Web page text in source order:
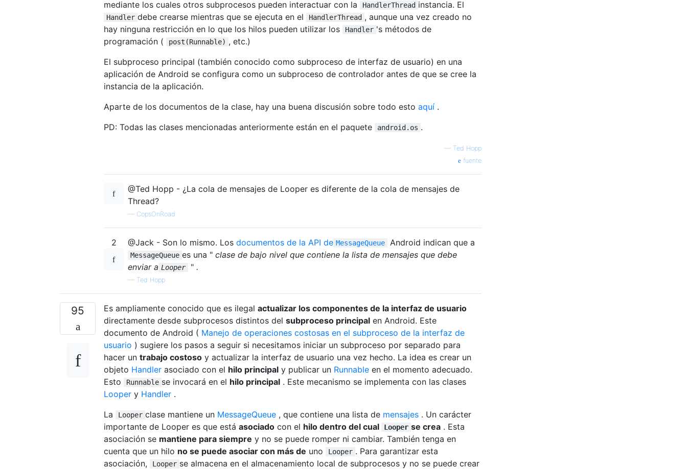
mediante los cuales otros subprocesos pueden interactuar con la
HandlerThread instancia. El
Handler debe crearse mientras que se ejecuta en el HandlerThread , aunque una vez creado no
hay ninguna restricción en lo que los hilos pueden utilizar los
Handler 's métodos de
programación (
post(Runnable) , etc.)
El subproceso principal (también conocido como subproceso de interfaz de usuario) en una
aplicación de Android se configura como un subproceso de controlador antes de que se cree la
instancia de la aplicación.
Aparte de los documentos de la clase, hay una buena discusión sobre todo esto aquí .
PD: Todas las clases mencionadas anteriormente están en el paquete
android.os .
— Ted Hopp
fuente
@Ted Hopp - ¿La cola de mensajes de Looper es diferente de la cola de mensajes de
Thread?
— CopsOnRoad
2 @Jack - Son lo mismo. Los documentos de la API de MessageQueue Android indican que a
MessageQueue es una " clase de bajo nivel que contiene la lista de mensajes que debe
enviar a Looper " .
— Ted Hopp
95 Es ampliamente conocido que es ilegal actualizar los componentes de la interfaz de usuario
directamente desde subprocesos distintos del subproceso principal en Android. Este
documento de Android ( Manejo de operaciones costosas en el subproceso de la interfaz de
usuario ) sugiere los pasos a seguir si necesitamos iniciar un subproceso por separado para
hacer un trabajo costoso y actualizar la interfaz de usuario una vez hecho. La idea es crear un
objeto Handler asociado con el hilo principal y publicar un Runnable en el momento adecuado.
Esto
Runnable se invocará en el hilo principal . Este mecanismo se implementa con las clases
Looper y Handler .
La
Looper clase mantiene un MessageQueue , que contiene una lista de mensajes . Un carácter
importante de Looper es que está asociado con el hilo dentro del cual Looper se crea . Esta
asociación se mantiene para siempre y no se puede romper ni cambiar. También tenga en
cuenta que un hilo no se puede asociar con más de uno Looper . Para garantizar esta
asociación,
Looper se almacena en el almacenamiento local de subprocesos y no se puede crear